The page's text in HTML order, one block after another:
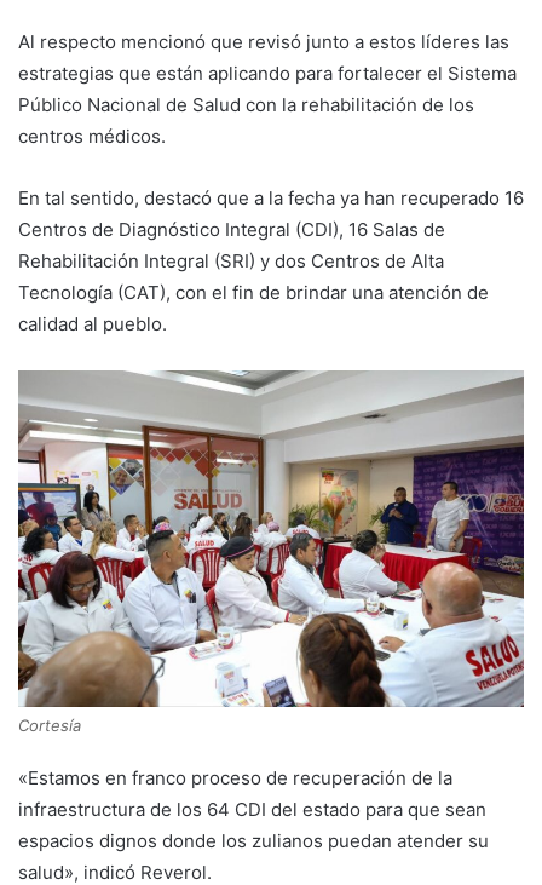
Al respecto mencionó que revisó junto a estos líderes las
estrategias que están aplicando para fortalecer el Sistema
Público Nacional de Salud con la rehabilitación de los
centros médicos.
En tal sentido, destacó que a la fecha ya han recuperado 16
Centros de Diagnóstico Integral (CDI), 16 Salas de
Rehabilitación Integral (SRI) y dos Centros de Alta
Tecnología (CAT), con el fin de brindar una atención de
calidad al pueblo.
Cortesía
«Estamos en franco proceso de recuperación de la
infraestructura de los 64 CDI del estado para que sean
espacios dignos donde los zulianos puedan atender su
salud», indicó Reverol.